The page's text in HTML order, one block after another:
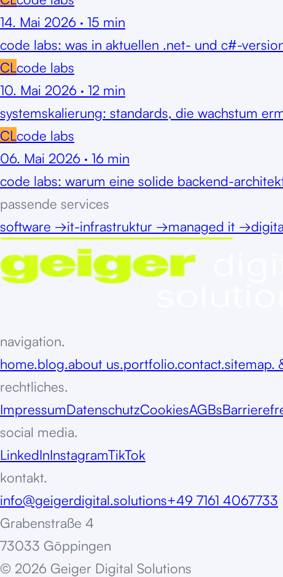
14. Mai 2026 · 15 min
code labs: was in aktuellen .net- und c#-
CLcode labs
10. Mai 2026 · 12 min
systemskalierung: standards, die wachstum
CLcode labs
06. Mai 2026 · 16 min
code labs: warum eine solide backend-
passende services
software →it-infrastruktur →managed it →
navigation.
home.blog.about us.portfolio.contact.sitemap.
rechtliches.
ImpressumDatenschutzCookiesAGBs
social media.
LinkedInInstagramTikTok
kontakt.
info@geigerdigital.solutions+49 7161 4067733
Grabenstraße 4
73033 Göppingen
© 2026 Geiger Digital Solutions